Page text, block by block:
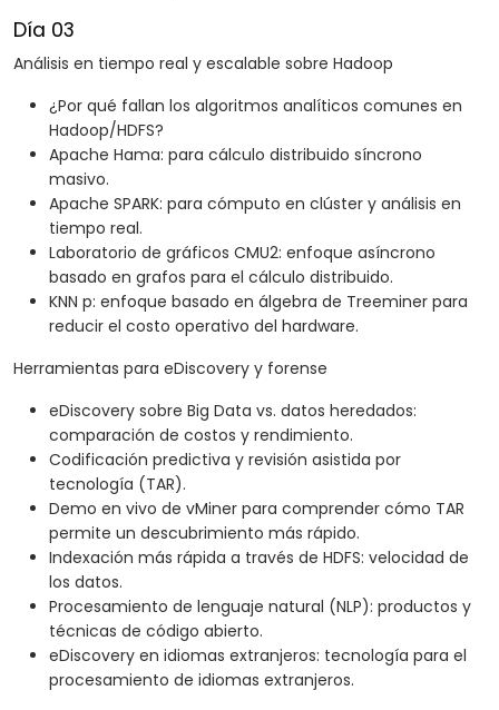
Día 03
Análisis en tiempo real y escalable sobre Hadoop
¿Por qué fallan los algoritmos analíticos comunes en
Hadoop/HDFS?
Apache Hama: para cálculo distribuido síncrono
masivo.
Apache SPARK: para cómputo en clúster y análisis en
tiempo real.
Laboratorio de gráficos CMU2: enfoque asíncrono
basado en grafos para el cálculo distribuido.
KNN p: enfoque basado en álgebra de Treeminer para
reducir el costo operativo del hardware.
Herramientas para eDiscovery y forense
eDiscovery sobre Big Data vs. datos heredados:
comparación de costos y rendimiento.
Codificación predictiva y revisión asistida por
tecnología (TAR).
Demo en vivo de vMiner para comprender cómo TAR
permite un descubrimiento más rápido.
Indexación más rápida a través de HDFS: velocidad de
los datos.
Procesamiento de lenguaje natural (NLP): productos y
técnicas de código abierto.
eDiscovery en idiomas extranjeros: tecnología para el
procesamiento de idiomas extranjeros.